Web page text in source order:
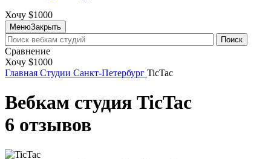
Хочу $1000
МенюЗакрыть
Поиск
Сравнение
Хочу $1000
Главная Студии Санкт-Петербург TicTac
Вебкам студия TicTac
6 отзывов